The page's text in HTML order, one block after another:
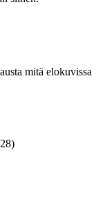
mitä elokuvissa